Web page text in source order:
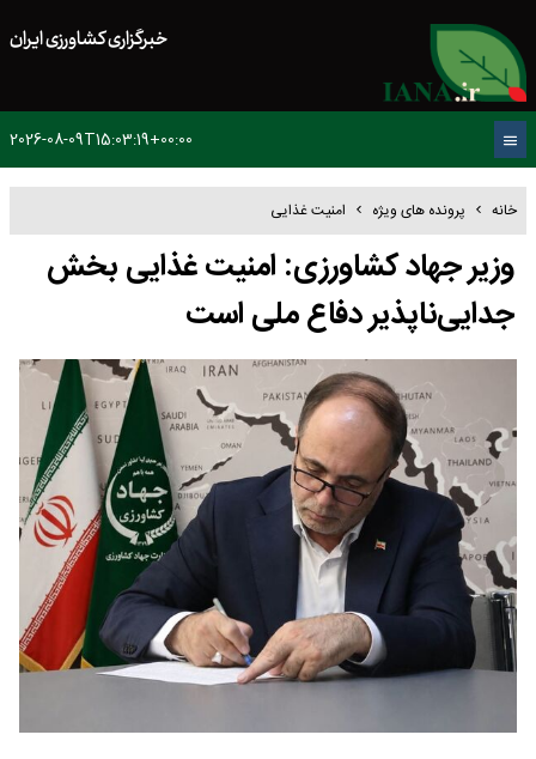
خبرگزاری کشاورزی ایران
2026-08-09T15:03:19+00:00
خانه پرونده های ویژه امنیت غذایی
وزیر جهاد کشاورزی: امنیت غذایی بخش
جدایی‌ناپذیر دفاع ملی است